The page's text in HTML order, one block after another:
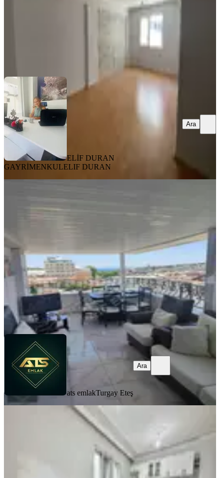
ELIF DURAN
ELİF DURAN
GAYRİMENKULELIF DURAN
Ara
05.08.2026
4.650.000 ₺
ats emlak Turgay Eteş
Ara
ats emlakTurgay Eteş
Ara
Didim Merkez Çarşıda 1+1
Didim, Yeni Mahallesi
65 m²·1. Kat·05.08.2026